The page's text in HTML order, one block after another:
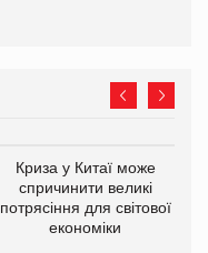
Криза у Китаї може
спричинити великі
потрясіння для світової
економіки